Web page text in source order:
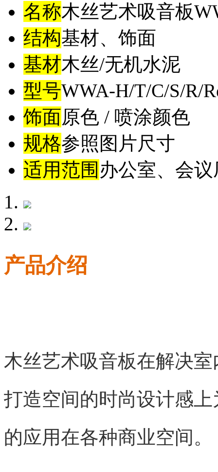
名称木丝艺术吸音板
结构基材、饰面
基材木丝/无机水泥
型号WWA-H/T/C/S/R/
饰面原色 / 喷涂颜色
规格参照图片尺寸
适用范围 办公室、会
产品介绍
木丝艺术吸音板在解决
打造空间的时尚设计感
的应用在各种商业空间。